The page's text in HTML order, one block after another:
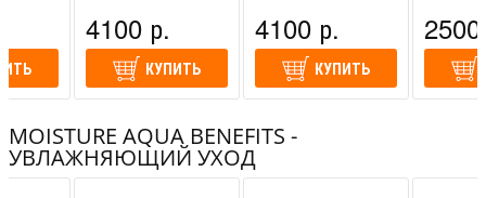
4100 р.
КУПИТЬ
4100 р.
КУПИТЬ
(Россия)
MOISTURE AQUA BENEFITS -
УВЛАЖНЯЮЩИЙ УХОД